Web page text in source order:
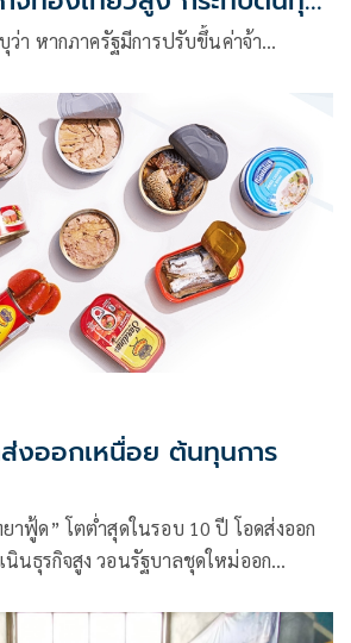
ว่า หากภาครัฐมีการปรับขึ้นค่าจ้า…
งออกเหนื่อย ต้นทุนการ
าฟู้ด” โตต่ำสุดในรอบ 10 ปี โอดส่งออก
นธุรกิจสูง วอนรัฐบาลชุดใหม่ออก
มมูลค่า สร้างผลกำไร ดันยอดขายอีก 3 ปี